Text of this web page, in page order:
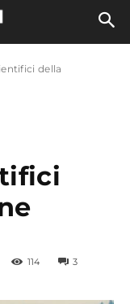
della
114 3